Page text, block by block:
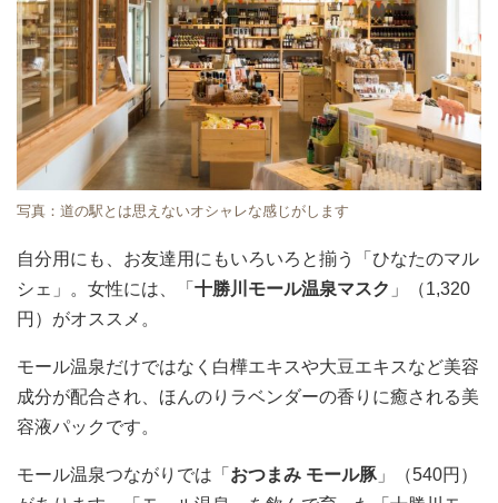
写真：道の駅とは思えないオシャレな感じがします
自分用にも、お友達用にもいろいろと揃う「ひなたのマル
シェ」。女性には、「 十勝川モール温泉マスク 」（1,320
円）がオススメ。
モール温泉だけではなく白樺エキスや大豆エキスなど美容
成分が配合され、ほんのりラベンダーの香りに癒される美
容液パックです。
モール温泉つながりでは「 おつまみ モール豚」（540円）